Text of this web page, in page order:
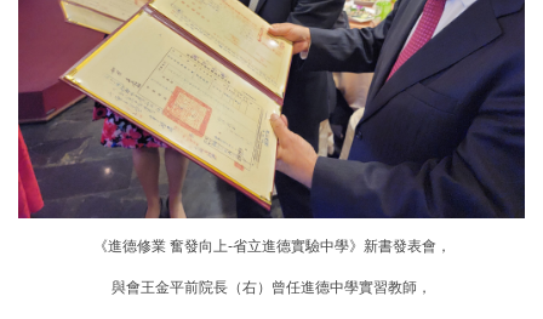
《進德修業 奮發向上-省立進德實驗中學》新書發表會，
與會王金平前院長 （右） 曾任進德中學實習教師，